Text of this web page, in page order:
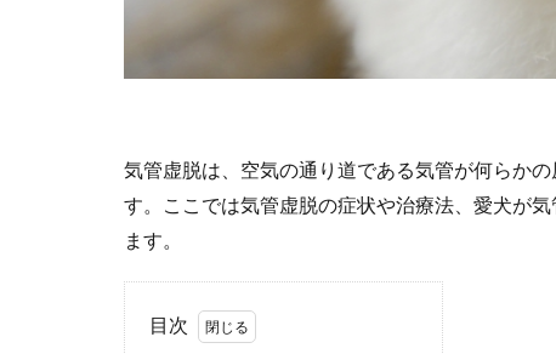
気管虚脱は、空気の通り道である気管が何らか
す。ここでは気管虚脱の症状や治療法、愛犬が
ます。
目次